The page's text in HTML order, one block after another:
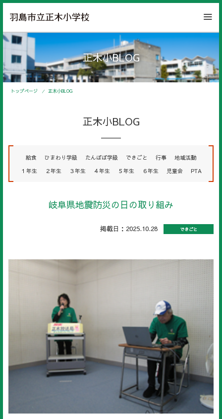
正木小BLOG
トップページ 正木小BLOG
正木小BLOG
給食 ひまわり学級 たんぽぽ学級 できごと 行事
地域活動
１年生
２年生 ３年生 ４年生 ５年生 ６年生 児童会 PTA
岐阜県地震防災の日の取り組み
掲載日：2025.10.28 できごと